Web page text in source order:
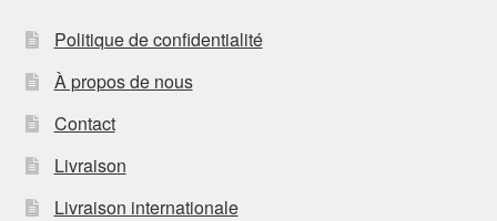
Politique de confidentialité
À propos de nous
Contact
Livraison
Livraison internationale